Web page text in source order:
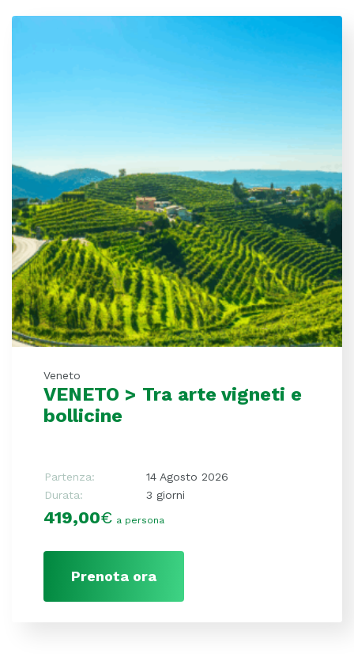
Veneto
VENETO > Tra arte vigneti e
bollicine
Partenza:
14 Agosto 2026
Durata:
3 giorni
419,00€ a persona
Prenota ora